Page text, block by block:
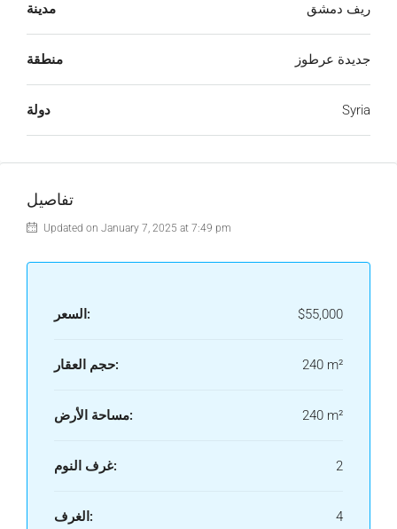
مدينة ريف دمشق
منطقة جديدة عرطوز
دولة Syria
تفاصيل
Updated on January 7, 2025 at 7:49 pm
السعر: $55,000
حجم العقار: 240 m²
مساحة الأرض: 240 m²
غرف النوم: 2
الغرف: 4